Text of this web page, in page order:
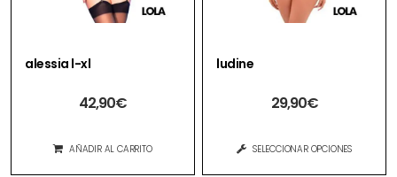
alessia l-xl
42,90€
AÑADIR AL CARRITO
ludine
29,90€
SELECCIONAR OPCIONES